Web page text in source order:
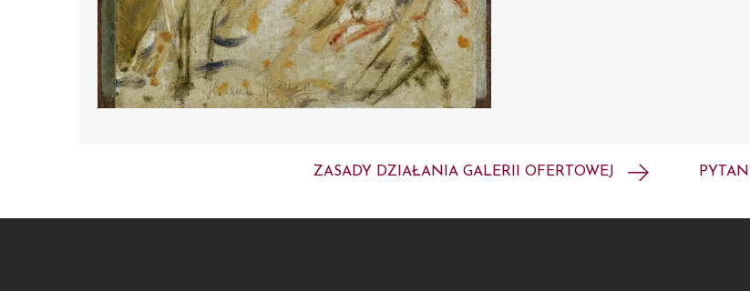
ZASADY DZIAŁANIA GALERII OFERTOWEJ